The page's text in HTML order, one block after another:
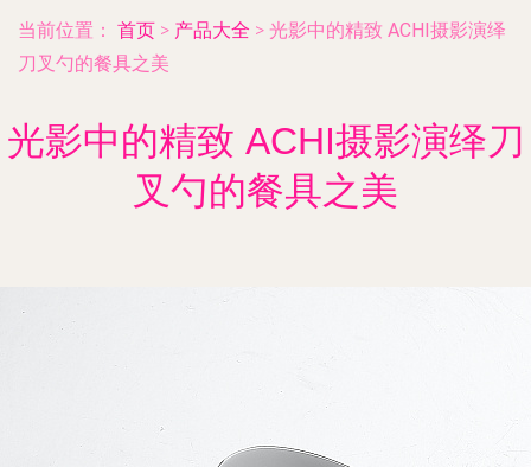
当前位置： 首页 > 产品大全 > 光影中的精致 ACHI摄影演绎
刀叉勺的餐具之美
光影中的精致 ACHI摄影演绎刀
叉勺的餐具之美